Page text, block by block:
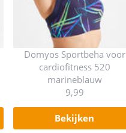
Domyos Sportbeha voor
cardiofitness 520
marineblauw
9,99
bekijken